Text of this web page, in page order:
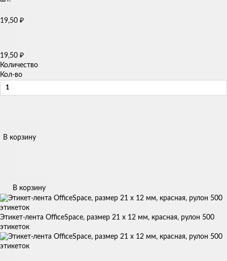
19,50 ₽
19,50 ₽
Количество
Кол-во
В корзину
В корзину
Этикет-лента OfficeSpace, размер 21 х 12 мм, красная, рулон 500
этикеток